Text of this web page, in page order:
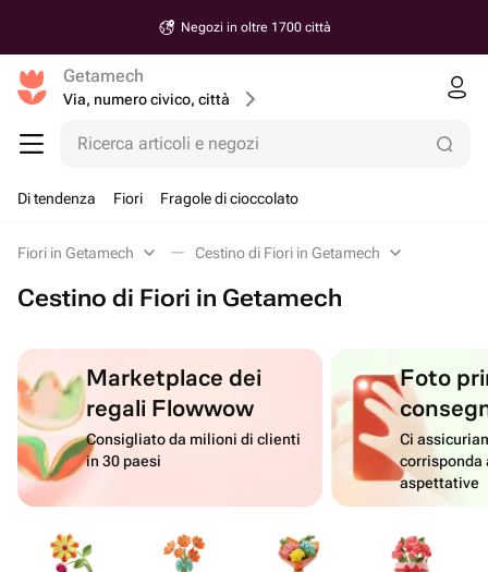
Negozi in oltre 1700 città
Getamech
Via, numero civico, città
Ricerca articoli e negozi
Di tendenza Fiori Fragole di cioccolato
Fiori in Getamech Cestino di Fiori in Getamech
Cestino di Fiori in Getamech
Marketplace dei
regali Flowwow
Consigliato da milioni di clienti
in 30 paesi
Foto
Ci
corrisponda
aspettative